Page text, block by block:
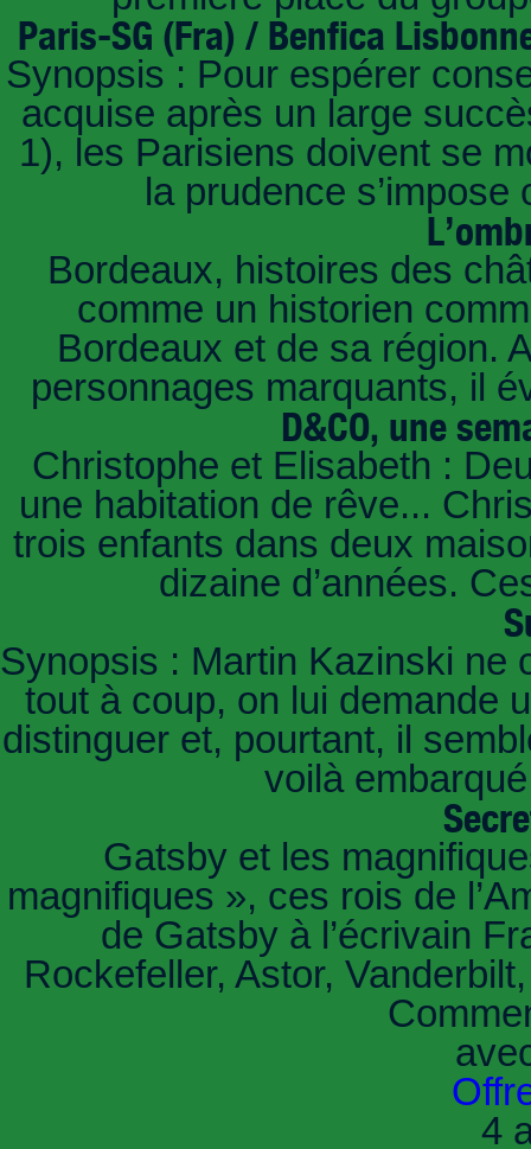
Paris-SG (Fra) / Benfica
Synopsis : Pour espérer
acquise après un large
1), les Parisiens doivent se
la prudence
Bordeaux, histoires des
comme un historien
Bordeaux et de sa région.
personnages marquants, il
D&CO, une
Christophe et Elisabeth :
une habitation de rêve...
trois enfants dans deux
dizaine d’années.
Synopsis : Martin Kazinski ne
tout à coup, on lui demande
distinguer et, pourtant, il
voilà
Gatsby et les
magnifiques », ces rois de
de Gatsby à l’écrivain
Rockefeller, Astor,
4